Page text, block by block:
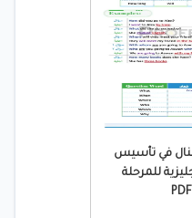
في تأسيس
للمرحلة